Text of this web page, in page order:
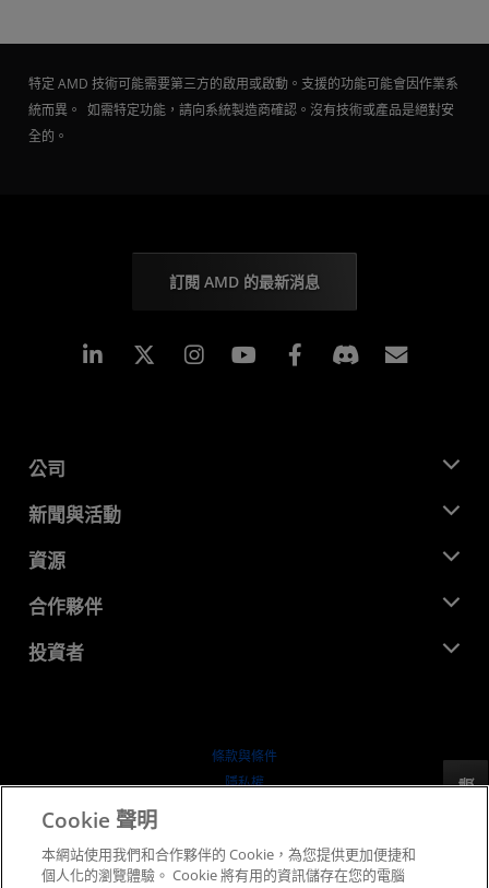
特定 AMD 技術可能需要第三方的啟用或啟動。支援的功能可能會因作業系
統而異。 如需特定功能，請向系統製造商確認。沒有技術或產品是絕對安
全的。
訂閱 AMD 的最新消息
Linkedin Instagram Facebook
公司
關於 AMD
企業責任
招聘
聯絡我們
新聞與活動
新聞室
媒體庫
資源
開發者中心
案例研究
合作夥伴
AMD 合作夥伴中心
投資者
行情走勢
條款與條件
隱私權
公平公開競爭
反馈
Cookie 聲明
本網站使用我們和合作夥伴的 Cookie，為您提供更加便捷和
個人化的瀏覽體驗。 Cookie 將有用的資訊儲存在您的電腦